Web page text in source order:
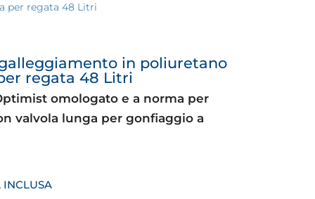
per regata 48 Litri
in poliuretano
regata 48 Litri
omologato e a norma per
valvola lunga per gonfiaggio a
INCLUSA